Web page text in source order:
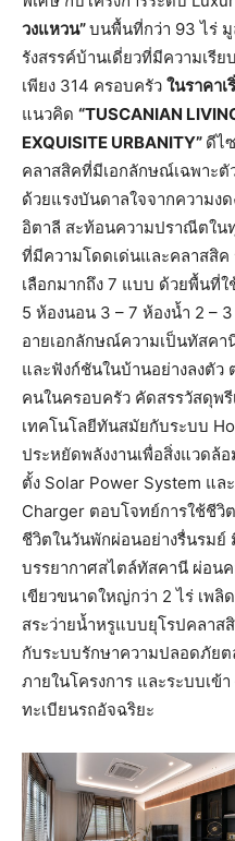
วงแหวน”บนพื้นที่กว่า 93 ไร่ มู
รังสรรค์บ้านเดี่ยวที่มีความเรี
เพียง 314 ครอบครัว ในราคา
แนวคิด “TUSCANIAN
EXQUISITE URBANITY” ดีไ
คลาสสิคที่มีเอกลักษณ์เฉพาะตั
ด้วยแรงบันดาลใจจากความง
อิตาลี สะท้อนความปราณีตใน
ที่มีความโดดเด่นและคลาสสิค
เลือกมากถึง 7 แบบ ด้วยพื้นที่ใ
5 ห้องนอน 3 – 7 ห้องน้ำ 2 –
อายเอกลักษณ์ความเป็นทัสค
และฟังก์ชันในบ้านอย่างลงตั
คนในครอบครัว คัดสรรวัสดุพ
เทคโนโลยีทันสมัยกับระบบ
ประหยัดพลังงานเพื่อสิ่งแวดล้
ตั้ง Solar Power System แล
Charger ตอบโจทย์การใช้ชี
ชีวิตในวันพักผ่อนอย่างรื่นรมย์
บรรยากาศสไตล์ทัสคานี ผ่อน
เขียวขนาดใหญ่กว่า 2 ไร่ เพลิ
สระว่ายน้ำหรูแบบยุโรปคลาส
กับระบบรักษาความปลอดภัยต
ภายในโครงการ และระบบเข้
ทะเบียนรถอัจฉริยะ